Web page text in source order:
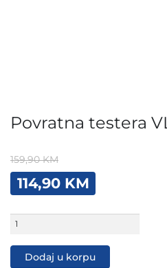
Povratna testera
159,90KM
Original
price
159,90 KM.
114,90 KM
Current
price
Povratna
testera
2620
količina
Dodaj u korpu